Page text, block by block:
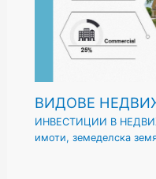
ВИДОВЕ
ИНВЕСТИЦИИ В
имоти, земеделска